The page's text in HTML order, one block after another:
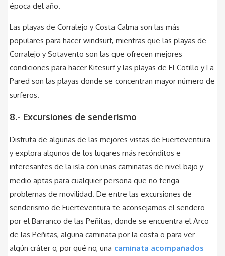
época del año.
Las playas de Corralejo y Costa Calma son las más
populares para hacer windsurf, mientras que las playas de
Corralejo y Sotavento son las que ofrecen mejores
condiciones para hacer Kitesurf y las playas de El Cotillo y La
Pared son las playas donde se concentran mayor número de
surferos.
8.- Excursiones de senderismo
Disfruta de algunas de las mejores vistas de Fuerteventura
y explora algunos de los lugares más recónditos e
interesantes de la isla con unas caminatas de nivel bajo y
medio aptas para cualquier persona que no tenga
problemas de movilidad. De entre las excursiones de
senderismo de Fuerteventura te aconsejamos el sendero
por el Barranco de las Peñitas, donde se encuentra el Arco
de las Peñitas, alguna caminata por la costa o para ver
algún cráter o, por qué no, una caminata acompañados